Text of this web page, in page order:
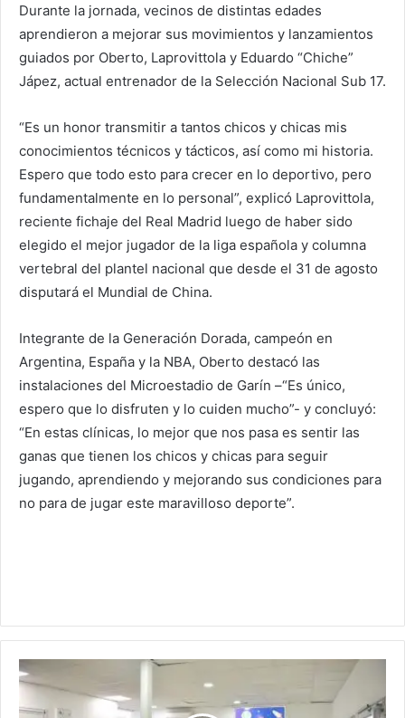
Durante la jornada, vecinos de distintas edades
aprendieron a mejorar sus movimientos y lanzamientos
guiados por Oberto, Laprovittola y Eduardo “Chiche”
Jápez, actual entrenador de la Selección Nacional Sub 17.
“Es un honor transmitir a tantos chicos y chicas mis
conocimientos técnicos y tácticos, así como mi historia.
Espero que todo esto para crecer en lo deportivo, pero
fundamentalmente en lo personal”, explicó Laprovittola,
reciente fichaje del Real Madrid luego de haber sido
elegido el mejor jugador de la liga española y columna
vertebral del plantel nacional que desde el 31 de agosto
disputará el Mundial de China.
Integrante de la Generación Dorada, campeón en
Argentina, España y la NBA, Oberto destacó las
instalaciones del Microestadio de Garín –“Es único,
espero que lo disfruten y lo cuiden mucho”- y concluyó:
“En estas clínicas, lo mejor que nos pasa es sentir las
ganas que tienen los chicos y chicas para seguir
jugando, aprendiendo y mejorando sus condiciones para
no para de jugar este maravilloso deporte”.